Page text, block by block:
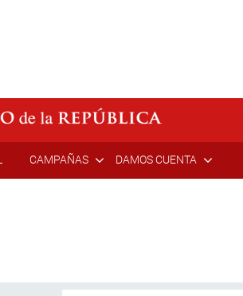
CAMPAÑAS DAMOS CUENTA